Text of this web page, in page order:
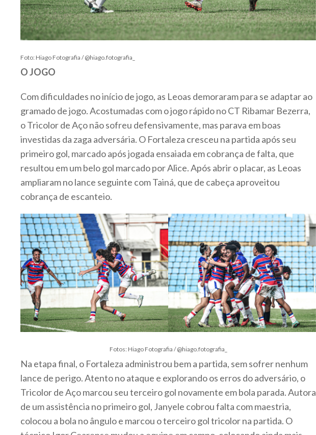
Foto: Hiago Fotografia / @hiago.fotografia_
O JOGO
Com dificuldades no início de jogo, as Leoas demoraram para se adaptar ao
gramado de jogo. Acostumadas com o jogo rápido no CT Ribamar Bezerra,
o Tricolor de Aço não sofreu defensivamente, mas parava em boas
investidas da zaga adversária. O Fortaleza cresceu na partida após seu
primeiro gol, marcado após jogada ensaiada em cobrança de falta, que
resultou em um belo gol marcado por Alice. Após abrir o placar, as Leoas
ampliaram no lance seguinte com Tainá, que de cabeça aproveitou
cobrança de escanteio.
Fotos: Hiago Fotografia / @hiago.fotografia_
Na etapa final, o Fortaleza administrou bem a partida, sem sofrer nenhum
lance de perigo. Atento no ataque e explorando os erros do adversário, o
Tricolor de Aço marcou seu terceiro gol novamente em bola parada. Autora
de um assistência no primeiro gol, Janyele cobrou falta com maestria,
colocou a bola no ângulo e marcou o terceiro gol tricolor na partida. O